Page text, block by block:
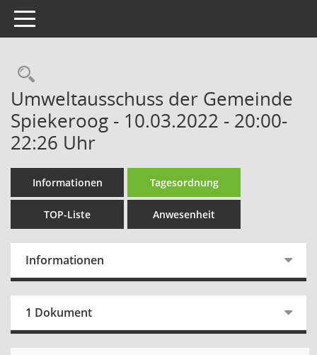
Toggle navigation
Rechercheauswahl
Umweltausschuss der Gemeinde
Spiekeroog - 10.03.2022 - 20:00-
22:26 Uhr
Informationen Tagesordnung
TOP-Liste Anwesenheit
Informationen
1 Dokument